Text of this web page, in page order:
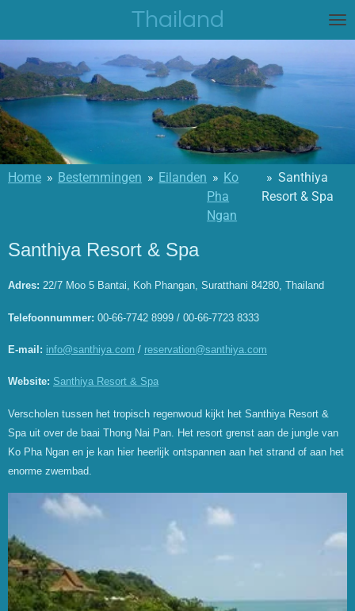
naar
de
hoofdinhoud
Thailand
Home » Bestemmingen » Eilanden » Ko
Pha
Ngan
» Santhiya
Resort & Spa
Santhiya Resort & Spa
Adres: 22/7 Moo 5 Bantai, Koh Phangan, Suratthani 84280, Thailand
Telefoonnummer: 00-66-7742 8999 / 00-66-7723 8333
E-mail: info@santhiya.com / reservation@santhiya.com
Website: Santhiya Resort & Spa
Verscholen tussen het tropisch regenwoud kijkt het Santhiya Resort &
Spa uit over de baai Thong Nai Pan. Het resort grenst aan de jungle van
Ko Pha Ngan en je kan hier heerlijk ontspannen aan het strand of aan het
enorme zwembad.